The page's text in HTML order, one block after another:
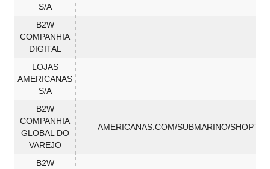
S/A
B2W
COMPANHIA
DIGITAL
LOJAS
AMERICANAS
S/A
B2W
COMPANHIA
GLOBAL DO
VAREJO
AMERICANAS.COM/SUBMARINO/
B2W